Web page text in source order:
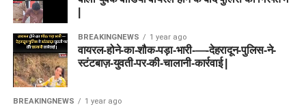
BREAKINGNEWS 1 year ago
वायरल-होने-का-शौक-पड़ा-भारी-—-देहरादून-पुलिस-ने-
स्टंटबाज़-युवती-पर-की-चालानी-कार्रवाई |
BREAKINGNEWS 1 year ago